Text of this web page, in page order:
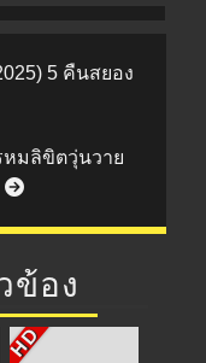
5 คืนสยอง
หมลิขิตวุ่นวาย
ข้อง
HD